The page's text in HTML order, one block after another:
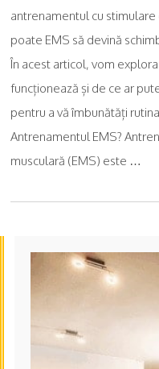
antrenamentul cu stimulare
poate EMS să devină
În acest articol, vom
funcționează și de ce ar
pentru a vă îmbunătăți
Antrenamentul EMS?
musculară (EMS) este …